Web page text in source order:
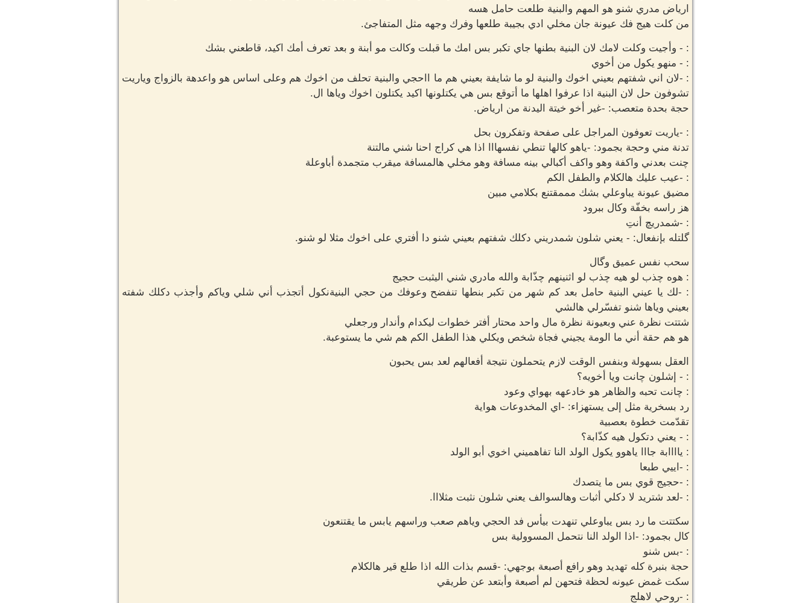
ارياض مدري شنو هو المهم والبنية طلعت حامل هسه
من كلت هيج فك عيونة جان مخلي ادي بجيبة طلعها وفرك وجهه مثل المتفاجئ.
: - وأجيت وكلت لامك لان البنية بطنها جاي تكبر بس امك ما قبلت وكالت مو أبنة و بعد تعرف أمك اكيد، قاطعني بشك
: - منهو يكول من أخوي
: -لان اني شفتهم بعيني اخوك والبنية لو ما شايفة بعيني هم ما ااحجي والبنية تحلف من اخوك هم وعلى اساس هو واعدهة بالزواج وياريت
تشوفون حل لان البنية اذا عرفوا اهلها ما أتوقع بس هي يكتلونها اكيد يكتلون اخوك وياها ال.
حجة بحدة متعصب: -غير أخو خيتة اليدنة من ارياض.
: -ياريت تعوفون المراجل على صفحة وتفكرون بحل
تدنة مني وحجة بجمود: -ياهو كالها تنطي نفسهااا اذا هي كراج احنا شني مالتنة
چنت بعدني واكفة وهو واكف أكبالي بينه مسافة وهو مخلي هالمسافة ميقرب متجمدة أباوعلة
: -عيب عليك هالكلام والطفل الكم
مضيق عيونة يباوعلي بشك مممقتنع بكلامي مبين
هز راسه بخفّة وكال ببرود
: -شمدريچ أنتِ
گلتله بإنفعال: - يعني شلون شمدريني دكلك شفتهم بعيني شنو دا أفتري على اخوك مثلا لو شنو.
سحب نفس عميق وگال
: هوه چذب لو هيه چذب لو اثنينهم چذّابة والله مادري شني اليثبت حجيج
: -لك يا عيني البنية حامل بعد كم شهر من تكبر بنطها تنفضح وعوفك من حجي البنيةنكول أتجذب أني شلي وياكم وأجذب دكلك شفته
بعيني وياها شنو تفسّرلي هالشي
شتتت نظرة عني وبعيونة نظرة مال واحد محتار أفتر خطوات ليكدام وأندار ورجعلي
هو هم حقة أني ما الومة يجيني فجاة شخص ويكلي هذا الطفل الكم هم شي ما يستوعبة.
العقل بسهولة وبنفس الوقت لازم يتحملون نتيجة أفعالهم لعد بس يحبون
: - إشلون چانت ويا أخويه؟
: چانت تحبه والظاهر هو خادعهه بهواي وعود
رد بسخرية مثل إلى يستهزاء: -اي المخدوعات هواية
تقدّمت خطوة بعصبية
: - يعني دتكول هيه كذّابة؟
: ياااابة جااا ياهوو يكول الولد النا تفاهميني اخوي أبو الولد
: -اييي طبعا
: -حجيج قوي بس ما يتصدك
: -لعد شتريد لا دكلي أثبات وهالسوالف يعني شلون نثبت مثلااا.
سكتتت ما رد بس يباوعلي تنهدت بيأس فد الحجي وياهم صعب وراسهم يابس ما يقتنعون
كال بجمود: -اذا الولد النا نتحمل المسوولية بس
: -بس شنو
حجة بنبرة كله تهديد وهو رافع أصبعة بوجهي: -قسم بذات الله اذا طلع قير هالكلام
سكت غمض عيونه لحظة فتحهن لم أصبعة وأبتعد عن طريقي
: -روحي لاهلج